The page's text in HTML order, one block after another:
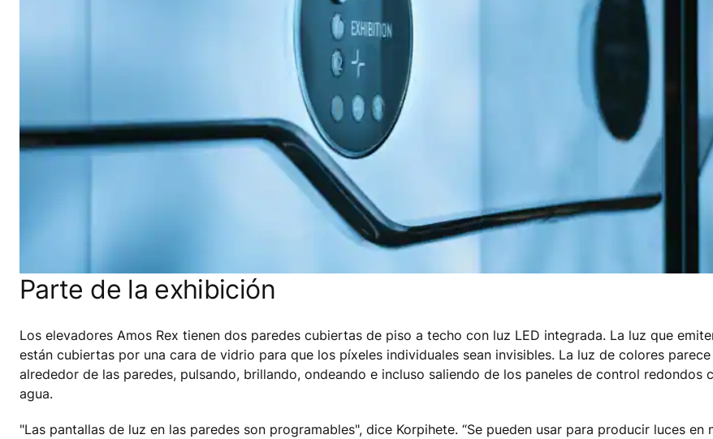
Parte de la exhibición
Los elevadores Amos Rex tienen dos paredes cubiertas de piso a techo con luz LED integrada. La luz que
están cubiertas por una cara de vidrio para que los píxeles individuales sean invisibles. La luz de colores
alrededor de las paredes, pulsando, brillando, ondeando e incluso saliendo de los paneles de control redondos
agua.
"Las pantallas de luz en las paredes son programables", dice Korpihete. “Se pueden usar para producir luces en